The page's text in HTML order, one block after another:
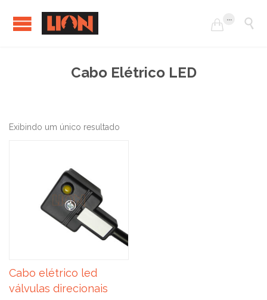

... 
Cabo Elétrico LED
Exibindo um único resultado
Cabo elétrico led
válvulas direcionais